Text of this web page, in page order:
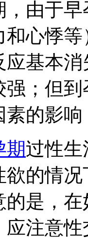
由于
和心悸
应基本消
；但
素的影
期过性
的情
的是，在
注意